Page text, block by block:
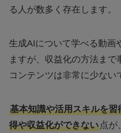
る人が数多く存在します。
生成AIについて学べる動画
ますが、収益化の方法まで
コンテンツは非常に少ない
基本知識や活用スキルを習
得や収益化ができない点が